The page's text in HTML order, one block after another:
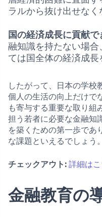
ラルから抜け出せなく
国の経済成長に貢献で
融知識を持たない場
ては国全体の経済成長
したがって、日本の学校
個人の生活の向上だけで
も寄与する重要な取り組
担う若者に必要な金融知
を築くための第一歩であ
な課題といえるでしょう。
チェックアウト: 詳細は
金融教育の